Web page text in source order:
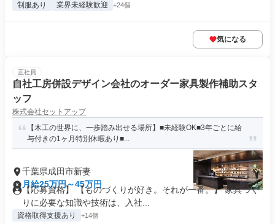
制服あり 業界未経験歓迎 +24個
気になる
正社員
自社工房併設デザイン会社のオーダー家具製作補助スタ
ッフ
株式会社セットアップ
【木工の世界に、一歩踏み出せる場所】■未経験OK■3年ごとに給
与付きの1ヶ月特別休暇あり■...
千葉県成田市新妻
月給25万円～45万円
【応募資格】 【ものづくりが好き。それが一番。】 家具づく
りに必要な知識や技術は、入社...
資格取得支援あり +14個